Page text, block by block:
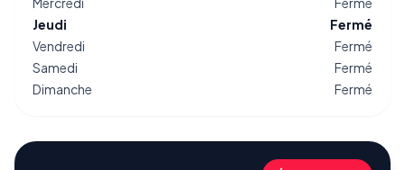
Jeudi
Fermé
Vendredi
Fermé
Samedi
Fermé
Dimanche
Fermé